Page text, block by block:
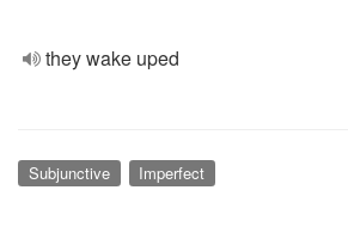
they wake uped
Subjunctive Imperfect